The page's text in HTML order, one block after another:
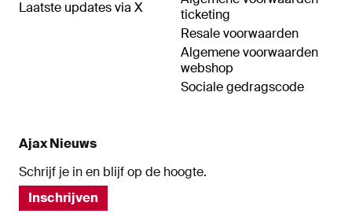
Laatste updates via X
ticketing
Resale voorwaarden
Algemene voorwaarden
webshop
Sociale gedragscode
Ajax Nieuws
Schrijf je in en blijf op de hoogte.
Inschrijven